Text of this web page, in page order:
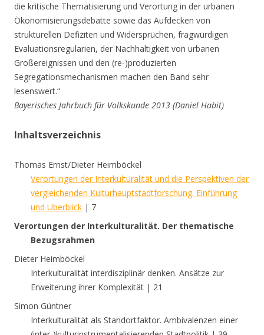
die kritische Thematisierung und Verortung in der urbanen
Ökonomisierungsdebatte sowie das Aufdecken von
strukturellen Defiziten und Widersprüchen, fragwürdigen
Evaluationsregularien, der Nachhaltigkeit von urbanen
Großereignissen und den (re-)produzierten
Segregationsmechanismen machen den Band sehr
lesenswert.“
Bayerisches Jahrbuch für Volkskunde 2013 (Daniel Habit)
Inhaltsverzeichnis
Thomas Ernst/Dieter Heimböckel
Verortungen der Interkulturalität und die Perspektiven der
vergleichenden Kulturhauptstadtforschung. Einführung
und Überblick | 7
Verortungen der Interkulturalität. Der thematische
Bezugsrahmen
Dieter Heimböckel
Interkulturalität interdisziplinär denken. Ansätze zur
Erweiterung ihrer Komplexität | 21
Simon Güntner
Interkulturalität als Standortfaktor. Ambivalenzen einer